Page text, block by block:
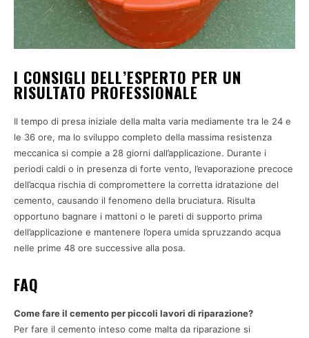
I CONSIGLI DELL’ESPERTO PER UN
RISULTATO PROFESSIONALE
Il tempo di presa iniziale della malta varia mediamente tra le 24 e
le 36 ore, ma lo sviluppo completo della massima resistenza
meccanica si compie a 28 giorni dall’applicazione. Durante i
periodi caldi o in presenza di forte vento, l’evaporazione precoce
dell’acqua rischia di compromettere la corretta idratazione del
cemento, causando il fenomeno della bruciatura. Risulta
opportuno bagnare i mattoni o le pareti di supporto prima
dell’applicazione e mantenere l’opera umida spruzzando acqua
nelle prime 48 ore successive alla posa.
FAQ
Come fare il cemento per piccoli lavori di riparazione?
Per fare il cemento inteso come malta da riparazione si